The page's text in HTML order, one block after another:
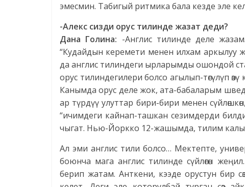
эмесмин. Табигый ритмика бала кезде эле
-Алекс сизди орус тилинде жазат деди?
Дана Голина: -Англис тилинде деле
“Кудайдын керемети менен илхам аркылуу
да англис тилиндеги ырларымды ошондой
орус тилиндегилери болсо агылып-төгүлүп өзү
Канымда орус деле жок, ата-бабаларым
ар түрдүү улуттар бири-бири менен
“ичимдеги кайнап-ташкан сезимдерди
чыгат. Нью-Йоркко 12-жашымда, тилим
Ал эми англис тили болсо… Мектепте,
боюнча мага англис тилинде сүйлөгөн
берип жатам. Анткени, кээде орустун бир